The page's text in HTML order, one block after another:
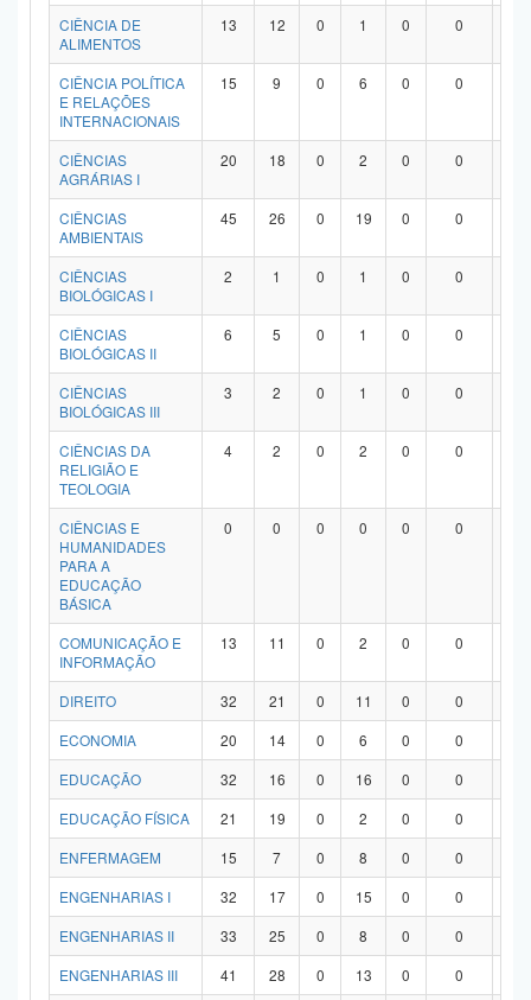
CIÊNCIA DE
ALIMENTOS
13 12 0 1 0 0
CIÊNCIA POLÍTICA
E RELAÇÕES
INTERNACIONAIS
15 9 0 6 0 0
CIÊNCIAS
AGRÁRIAS I
20 18 0 2 0 0
CIÊNCIAS
AMBIENTAIS
45 26 0 19 0 0
CIÊNCIAS
BIOLÓGICAS I
2 1 0 1 0 0
CIÊNCIAS
BIOLÓGICAS II
6 5 0 1 0 0
CIÊNCIAS
BIOLÓGICAS III
3 2 0 1 0 0
CIÊNCIAS DA
RELIGIÃO E
TEOLOGIA
4 2 0 2 0 0
CIÊNCIAS E
HUMANIDADES
PARA A
EDUCAÇÃO
BÁSICA
0 0 0 0 0 0
COMUNICAÇÃO E
INFORMAÇÃO
13 11 0 2 0 0
DIREITO 32 21 0 11 0 0
ECONOMIA
20 14 0 6 0 0
EDUCAÇÃO
32 16 0 16 0 0
EDUCAÇÃO FÍSICA
21 19 0 2 0 0
ENFERMAGEM
15 7 0 8 0 0
ENGENHARIAS I
32 17 0 15 0 0
ENGENHARIAS II
33 25 0 8 0 0
ENGENHARIAS III
41 28 0 13 0 0